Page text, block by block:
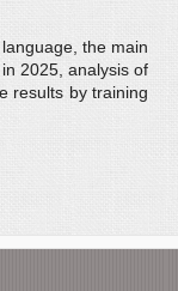
the main
2025, analysis of
results by training